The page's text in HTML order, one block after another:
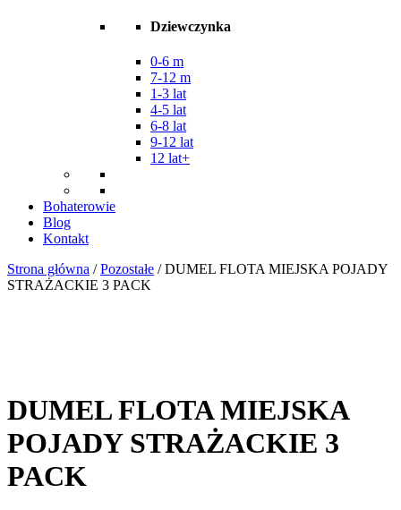
Dziewczynka
0-6 m
7-12 m
1-3 lat
4-5 lat
6-8 lat
9-12 lat
12 lat+
Bohaterowie
Blog
Kontakt
Strona główna /Pozostałe / DUMEL FLOTA MIEJSKA POJADY
STRAŻACKIE 3 PACK
DUMEL FLOTA MIEJSKA
POJADY STRAŻACKIE 3
PACK